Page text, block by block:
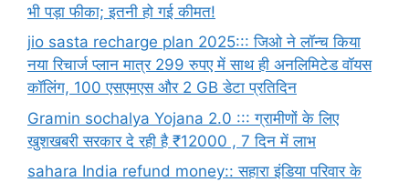
भी पड़ा फीका; इतनी हो गई कीमत!
jio sasta recharge plan 2025::: जिओ ने लॉन्च किया
नया रिचार्ज प्लान मात्र 299 रुपए में साथ ही अनलिमिटेड वॉयस
कॉलिंग, 100 एसएमएस और 2 GB डेटा प्रतिदिन
Gramin sochalya Yojana 2.0 ::: ग्रामीणों के लिए
खुशखबरी सरकार दे रही है ₹12000 , 7 दिन में लाभ
sahara India refund money:: सहारा इंडिया परिवार के